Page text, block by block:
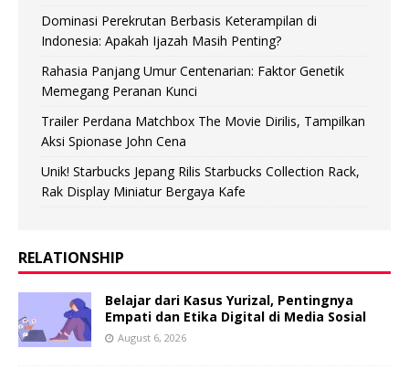
Dominasi Perekrutan Berbasis Keterampilan di
Indonesia: Apakah Ijazah Masih Penting?
Rahasia Panjang Umur Centenarian: Faktor Genetik
Memegang Peranan Kunci
Trailer Perdana Matchbox The Movie Dirilis, Tampilkan
Aksi Spionase John Cena
Unik! Starbucks Jepang Rilis Starbucks Collection Rack,
Rak Display Miniatur Bergaya Kafe
RELATIONSHIP
Belajar dari Kasus Yurizal, Pentingnya
Empati dan Etika Digital di Media Sosial
August 6, 2026